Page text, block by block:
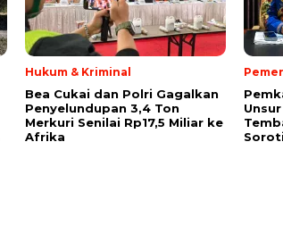
Hukum & Kriminal
Bea Cukai dan Polri Gagalkan
Penyelundupan 3,4 Ton
Merkuri Senilai Rp17,5 Miliar ke
Afrika